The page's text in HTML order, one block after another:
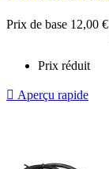
Prix de base 12,00 €
Prix réduit
 Aperçu rapide